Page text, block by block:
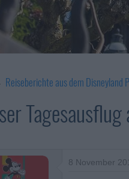
Reiseberichte aus dem Disneyland
8 November